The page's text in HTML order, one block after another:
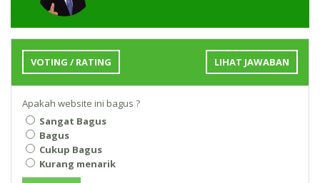
VOTING / RATING LIHAT JAWABAN
Apakah website ini bagus ?
Sangat Bagus
Bagus
Cukup Bagus
Kurang menarik